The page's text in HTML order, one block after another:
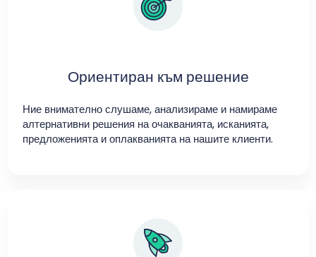
Ориентиран към решение
Ние внимателно слушаме, анализираме и намираме
алтернативни решения на очакванията, исканията,
предложенията и оплакванията на нашите клиенти.